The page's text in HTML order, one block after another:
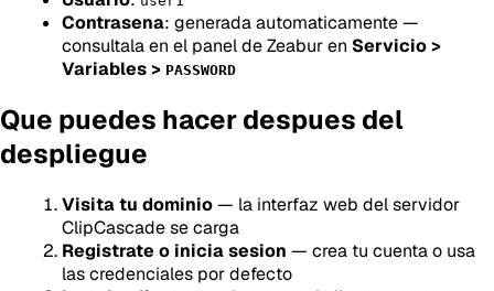
Contrasena: generada automaticamente —
consultala en el panel de Zeabur en Servicio >
Variables > PASSWORD
Que puedes hacer despues del
despliegue
Visita tu dominio— la interfaz web del servidor
ClipCascade se carga
Registrate o inicia sesion — crea tu cuenta o usa
las credenciales por defecto